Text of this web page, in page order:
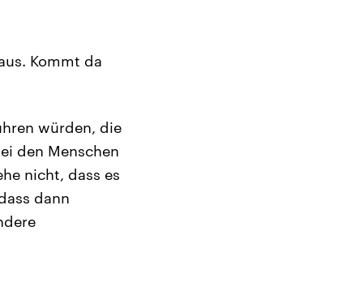
Kommt da
würden, die
den Menschen
nicht, dass es
dann